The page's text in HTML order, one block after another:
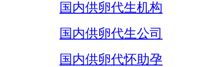
国内供卵代生机构
国内供卵代生公司
国内供卵代怀助孕